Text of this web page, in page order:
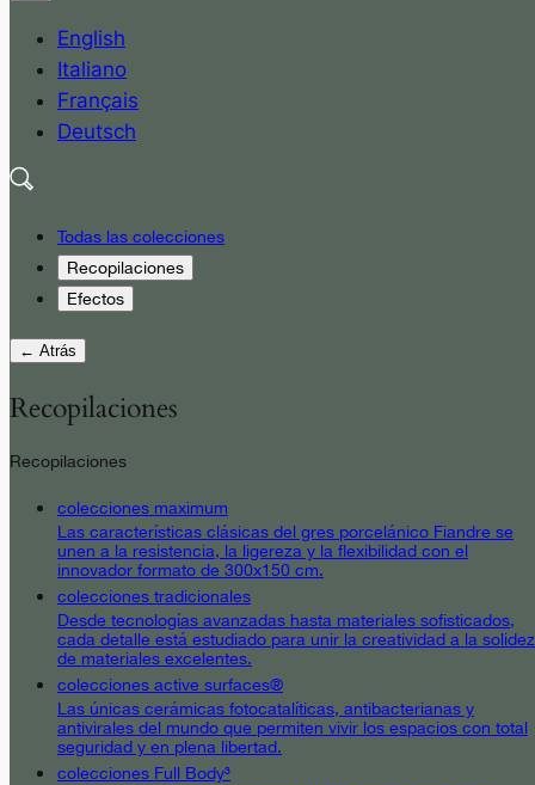
English
Italiano
Français
Deutsch
Todas las colecciones
Recopilaciones
Efectos
← Atrás
Recopilaciones
Recopilaciones
colecciones maximum
Las características clásicas del gres porcelánico Fiandre se
unen a la resistencia, la ligereza y la flexibilidad con el
innovador formato de 300x150 cm.
colecciones tradicionales
Desde tecnologías avanzadas hasta materiales sofisticados,
cada detalle está estudiado para unir la creatividad a la solidez
de materiales excelentes.
colecciones active surfaces®
Las únicas cerámicas fotocatalíticas, antibacterianas y
antivirales del mundo que permiten vivir los espacios con total
seguridad y en plena libertad.
colecciones Full Body³